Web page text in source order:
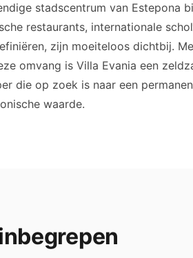
stadscentrum van Estepona
restaurants, internationale
zijn moeiteloos dichtbij.
omvang is Villa Evania een
die op zoek is naar een
waarde.